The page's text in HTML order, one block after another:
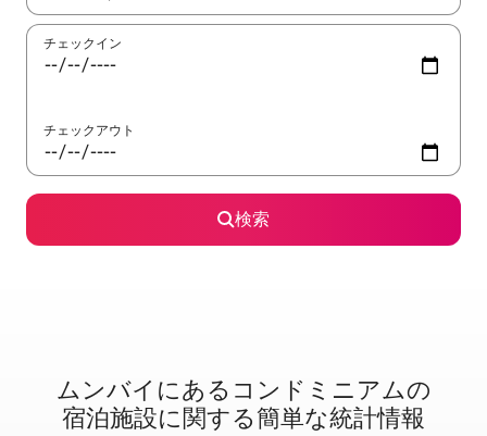
チェックイン
チェックアウト
検索
ムンバイに⁠あ⁠るコ⁠ン⁠ド⁠ミ⁠ニ⁠ア⁠ム⁠の
宿⁠泊⁠施⁠設⁠に関⁠す⁠る簡⁠単⁠な統⁠計⁠情⁠報